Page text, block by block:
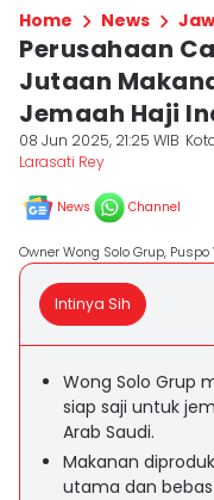
Home News
Perusahaan
Jutaan
Jemaah Haji
08 Jun 2025, 21:25 WIB
Larasati Rey
News Channel
Owner Wong Solo Grup,
Intinya Sih
Wong Solo Grup
siap saji untuk
Arab Saudi.
Makanan
utama dan